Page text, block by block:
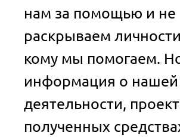
нам за помощью и не
раскрываем
кому мы помогаем.
информация о нашей
деятельности,
полученных